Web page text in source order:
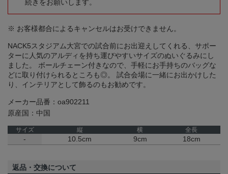
続きをお願いします。
※ お客様都合によるキャンセルはお受けできません。
NACK5スタジアム大宮での試合前にお出迎えしてくれる、サポー
ターに人気のアルディを持ち運びやすいサイズのぬいぐるみにし
ました。 ボールチェーン付きなので、手軽にお手持ちのバッグな
どに取り付けられるところも◎。 試合会場に一緒にお出かけした
り、インテリアとして飾るのもお勧めです。
メーカー品番：oa902211
原産国：中国
サイズ 縦 横 全長
- 10.5cm 9cm 18cm
返品・交換について